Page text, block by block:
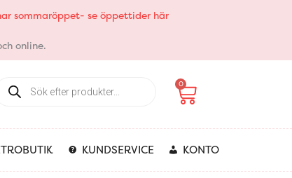
sommaröppet- se öppettider här
online.
search
0
Varukorg
KUNDSERVICE KONTO